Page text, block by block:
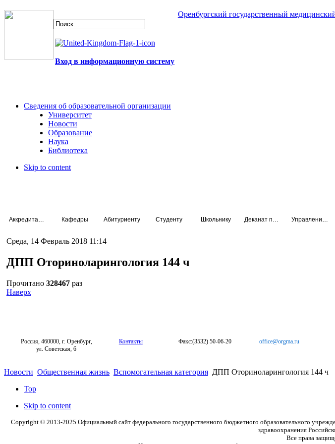
Оренбургский государственный
Вход в информационную систему
Сведения об образовательной организации
Университет
Новости
Образование
Наука
Библиотека
Skip to content
Кафедры Абитуриенту Студенту Школьнику
Среда, 14 Февраль 2018 11:14
ДПП Оториноларингология 144 ч
Прочитано 328467 раз
Наверх
Россия, 460000, г. Оренбург,
ул. Советская, 6
Контакты Факс:(3532) 50-06-20 office@orgma.ru
Новости Общественная жизнь Вспомогательная категория ДПП Оториноларингология 144 ч
Top
Skip to content
Copyright © 2013-2025 Официальный сайт федерального государственного бюджетного образовательного
здравоохранения
Все права